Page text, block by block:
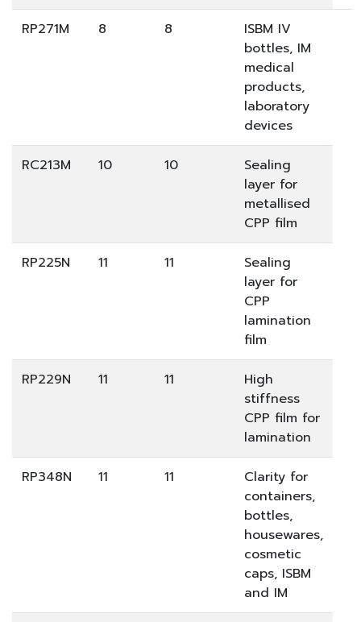
RP271M 8 8
ISBM IV
bottles, IM
medical
products,
laboratory
devices
RC213M 10 10
Sealing
layer for
metallised
CPP film
RP225N 11 11
Sealing
layer for
CPP
lamination
film
RP229N 11 11
High
stiffness
CPP film for
lamination
RP348N 11 11
Clarity for
containers,
bottles,
housewares,
cosmetic
caps, ISBM
and IM